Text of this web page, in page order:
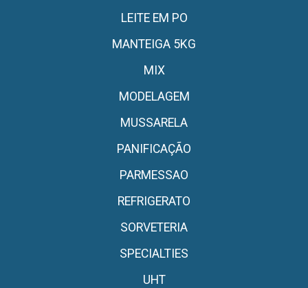
LEITE EM PO
MANTEIGA 5KG
MIX
MODELAGEM
MUSSARELA
PANIFICAÇÃO
PARMESSAO
REFRIGERATO
SORVETERIA
SPECIALTIES
UHT